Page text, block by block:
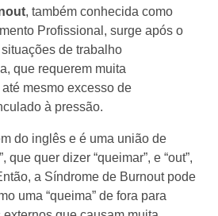
, também conhecida como
Profissional, surge após o
de trabalho
que requerem muita
mesmo excesso de
à pressão.
do inglês e é uma união de
que quer dizer “queimar”, e “out”,
a Síndrome de Burnout pode
uma “queima” de fora para